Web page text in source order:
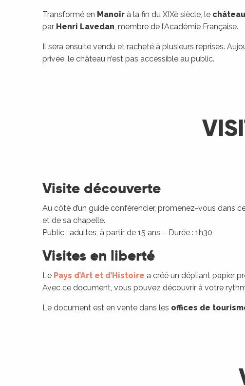
Transformé en Manoir à la fin du XIXè siècle, le château
par Henri Lavedan, membre de l’Académie Française.
Il sera ensuite vendu et racheté à plusieurs reprises.
privée, le château n’est pas accessible au public.
Visite découverte
Au côté d’un guide conférencier, promenez-vous dans
et de sa chapelle.
Public : adultes, à partir de 15 ans – Durée : 1h30
Visites en liberté
Le Pays d’Art et d’Histoire a créé un dépliant papier
Avec ce document, vous pouvez découvrir à votre
Le document est en vente dans les offices de